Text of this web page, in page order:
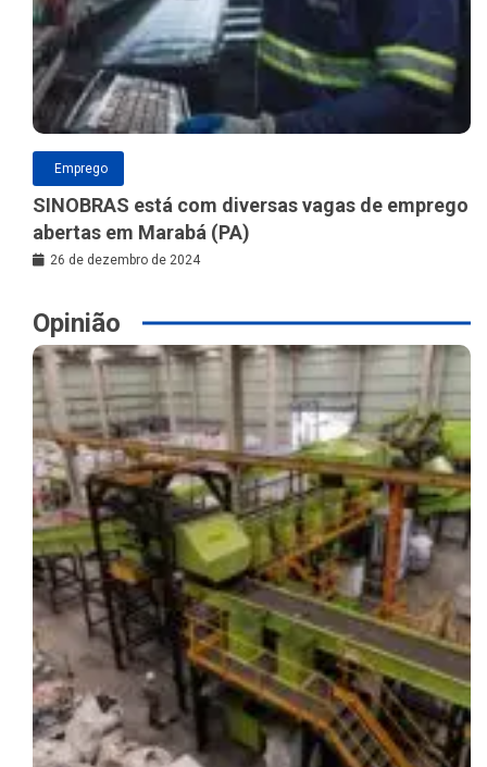
Emprego
SINOBRAS está com diversas vagas de emprego
abertas em Marabá (PA)
26 de dezembro de 2024
Opinião